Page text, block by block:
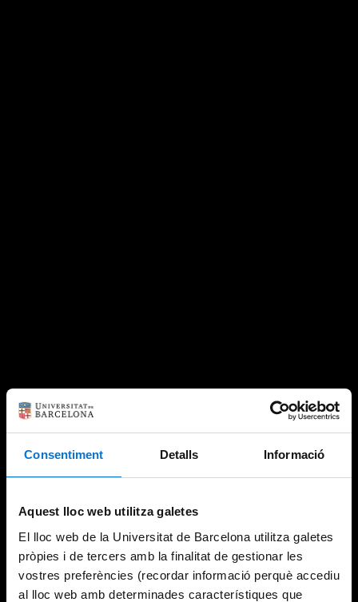
Consentiment Detalls Informació
Aquest lloc web utilitza galetes
El lloc web de la Universitat de Barcelona utilitza galetes
pròpies i de tercers amb la finalitat de gestionar les
vostres preferències (recordar informació perquè accediu
al lloc web amb determinades característiques que